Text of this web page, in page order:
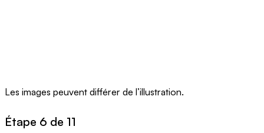
Les images peuvent différer de l’illustration.
Étape 6 de 11